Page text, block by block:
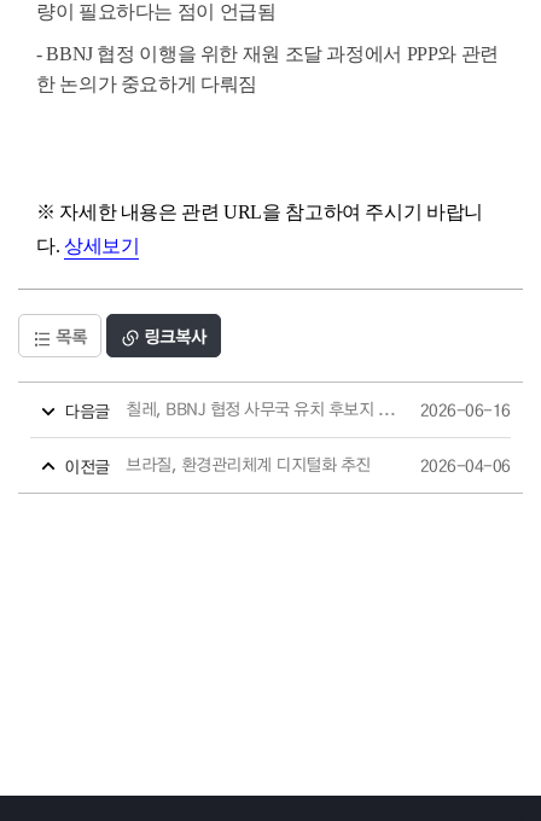
량이 필요하다는 점이 언급됨
- BBNJ 협정 이행을 위한 재원 조달 과정에서 PPP와 관련
한 논의가 중요하게 다뤄짐
※ 자세한 내용은 관련URL을 참고하여 주시기 바랍니
다. 상세보기
목록 링크복사
다음글 칠레, BBNJ 협정 사무국 유치 후보지 발파라이소 지지 재확인 2026-06-16
이전글 브라질, 환경관리체계 디지털화 추진 2026-04-06